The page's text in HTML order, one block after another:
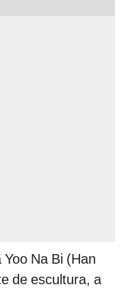
Na Bi (Han
de escultura, a